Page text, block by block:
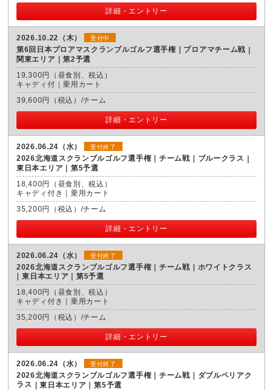
詳細・エントリー
2026.10.22（木） 受付中
第6回日本プロアマスクランブルゴルフ選手権｜プロアマチーム戦
関東エリア｜第2予選
19,300円（昼食別、税込）
キャディ付｜乗用カート
39,600円（税込）/チーム
詳細・エントリー
2026.06.24（水） 受付終了
2026北海道スクランブルゴルフ選手権｜チーム戦｜ブルークラス
東日本エリア｜第5予選
18,400円（昼食別、税込）
キャディ付き｜乗用カート
35,200円（税込）/チーム
詳細・エントリー
2026.06.24（水） 受付終了
2026北海道スクランブルゴルフ選手権｜チーム戦｜ホワイトクラス
東日本エリア｜第5予選
18,400円（昼食別、税込）
キャディ付き｜乗用カート
35,200円（税込）/チーム
詳細・エントリー
2026.06.24（水） 受付終了
2026北海道スクランブルゴルフ選手権｜チーム戦｜ダブルペリアク
ラス
東日本エリア｜第5予選